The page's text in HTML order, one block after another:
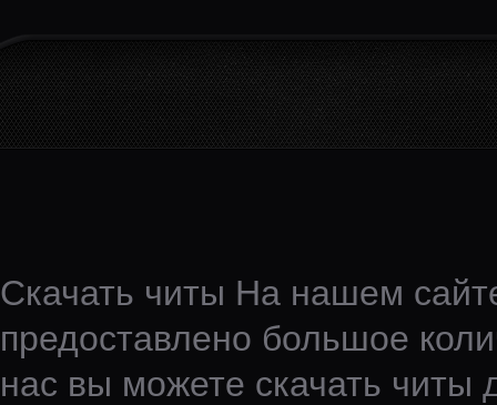
Скачать читы На нашем
предоставлено большое
нас вы можете скачать читы